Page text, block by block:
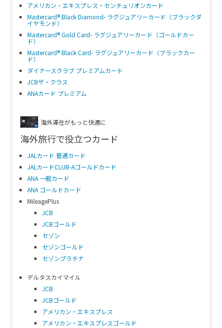
アメリカン・エキスプレス・センチュリオンカード
Mastercard® Black Diamond- ラグジュアリーカード（ブラックダ
イヤモンド）
Mastercard® Gold Card- ラグジュアリーカード（ゴールドカー
ド）
Mastercard® Black Card- ラグジュアリーカード（ブラックカー
ド）
ダイナースクラブ プレミアムカード
JCBザ・クラス
ANAカード プレミアム
海外滞在がもっと快適に
海外旅行で役立つカード
JALカード 普通カード
JALカードCLUB-Aゴールドカード
ANA 一般カード
ANA ゴールドカード
MileagePlus
JCB
JCBゴールド
セゾン
セゾンゴールド
セゾンプラチナ
デルタスカイマイル
JCB
JCBゴールド
アメリカン・エキスプレス
アメリカン・エキスプレスゴールド